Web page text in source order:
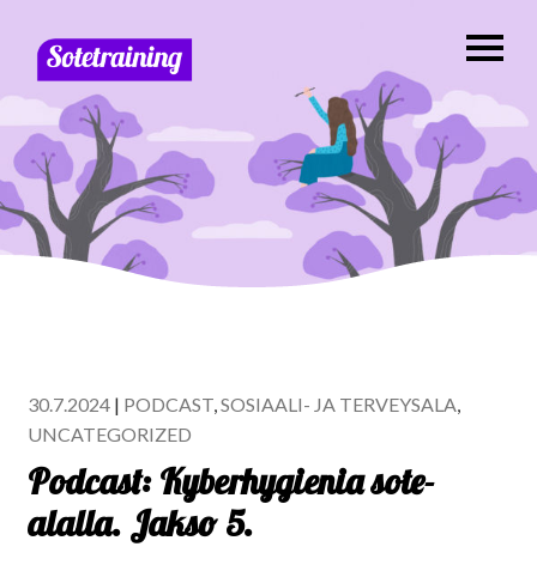
30.7.2024 | PODCAST,SOSIAALI- JA TERVEYSALA,
UNCATEGORIZED
Podcast: Kyberhygienia sote-
alalla. Jakso 5.